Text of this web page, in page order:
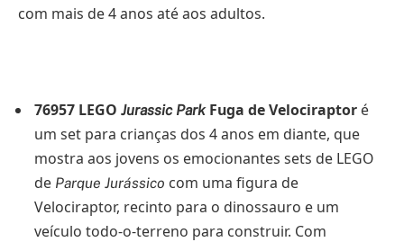
com mais de 4 anos até aos adultos.
76957 LEGO Jurassic ParkFuga de Velociraptor é
um set para crianças dos 4 anos em diante, que
mostra aos jovens os emocionantes sets de LEGO
de Parque Jurássico com uma figura de
Velociraptor, recinto para o dinossauro e um
veículo todo-o-terreno para construir. Com